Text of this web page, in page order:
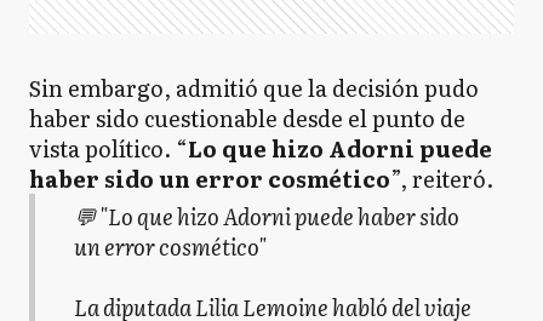
Sin embargo, admitió que la decisión pudo
haber sido cuestionable desde el punto de
vista político. “Lo que hizo Adorni puede
haber sido un error cosmético”, reiteró.
💬 "Lo que hizo Adorni puede haber sido
un error cosmético"
La diputada Lilia Lemoine habló del viaje